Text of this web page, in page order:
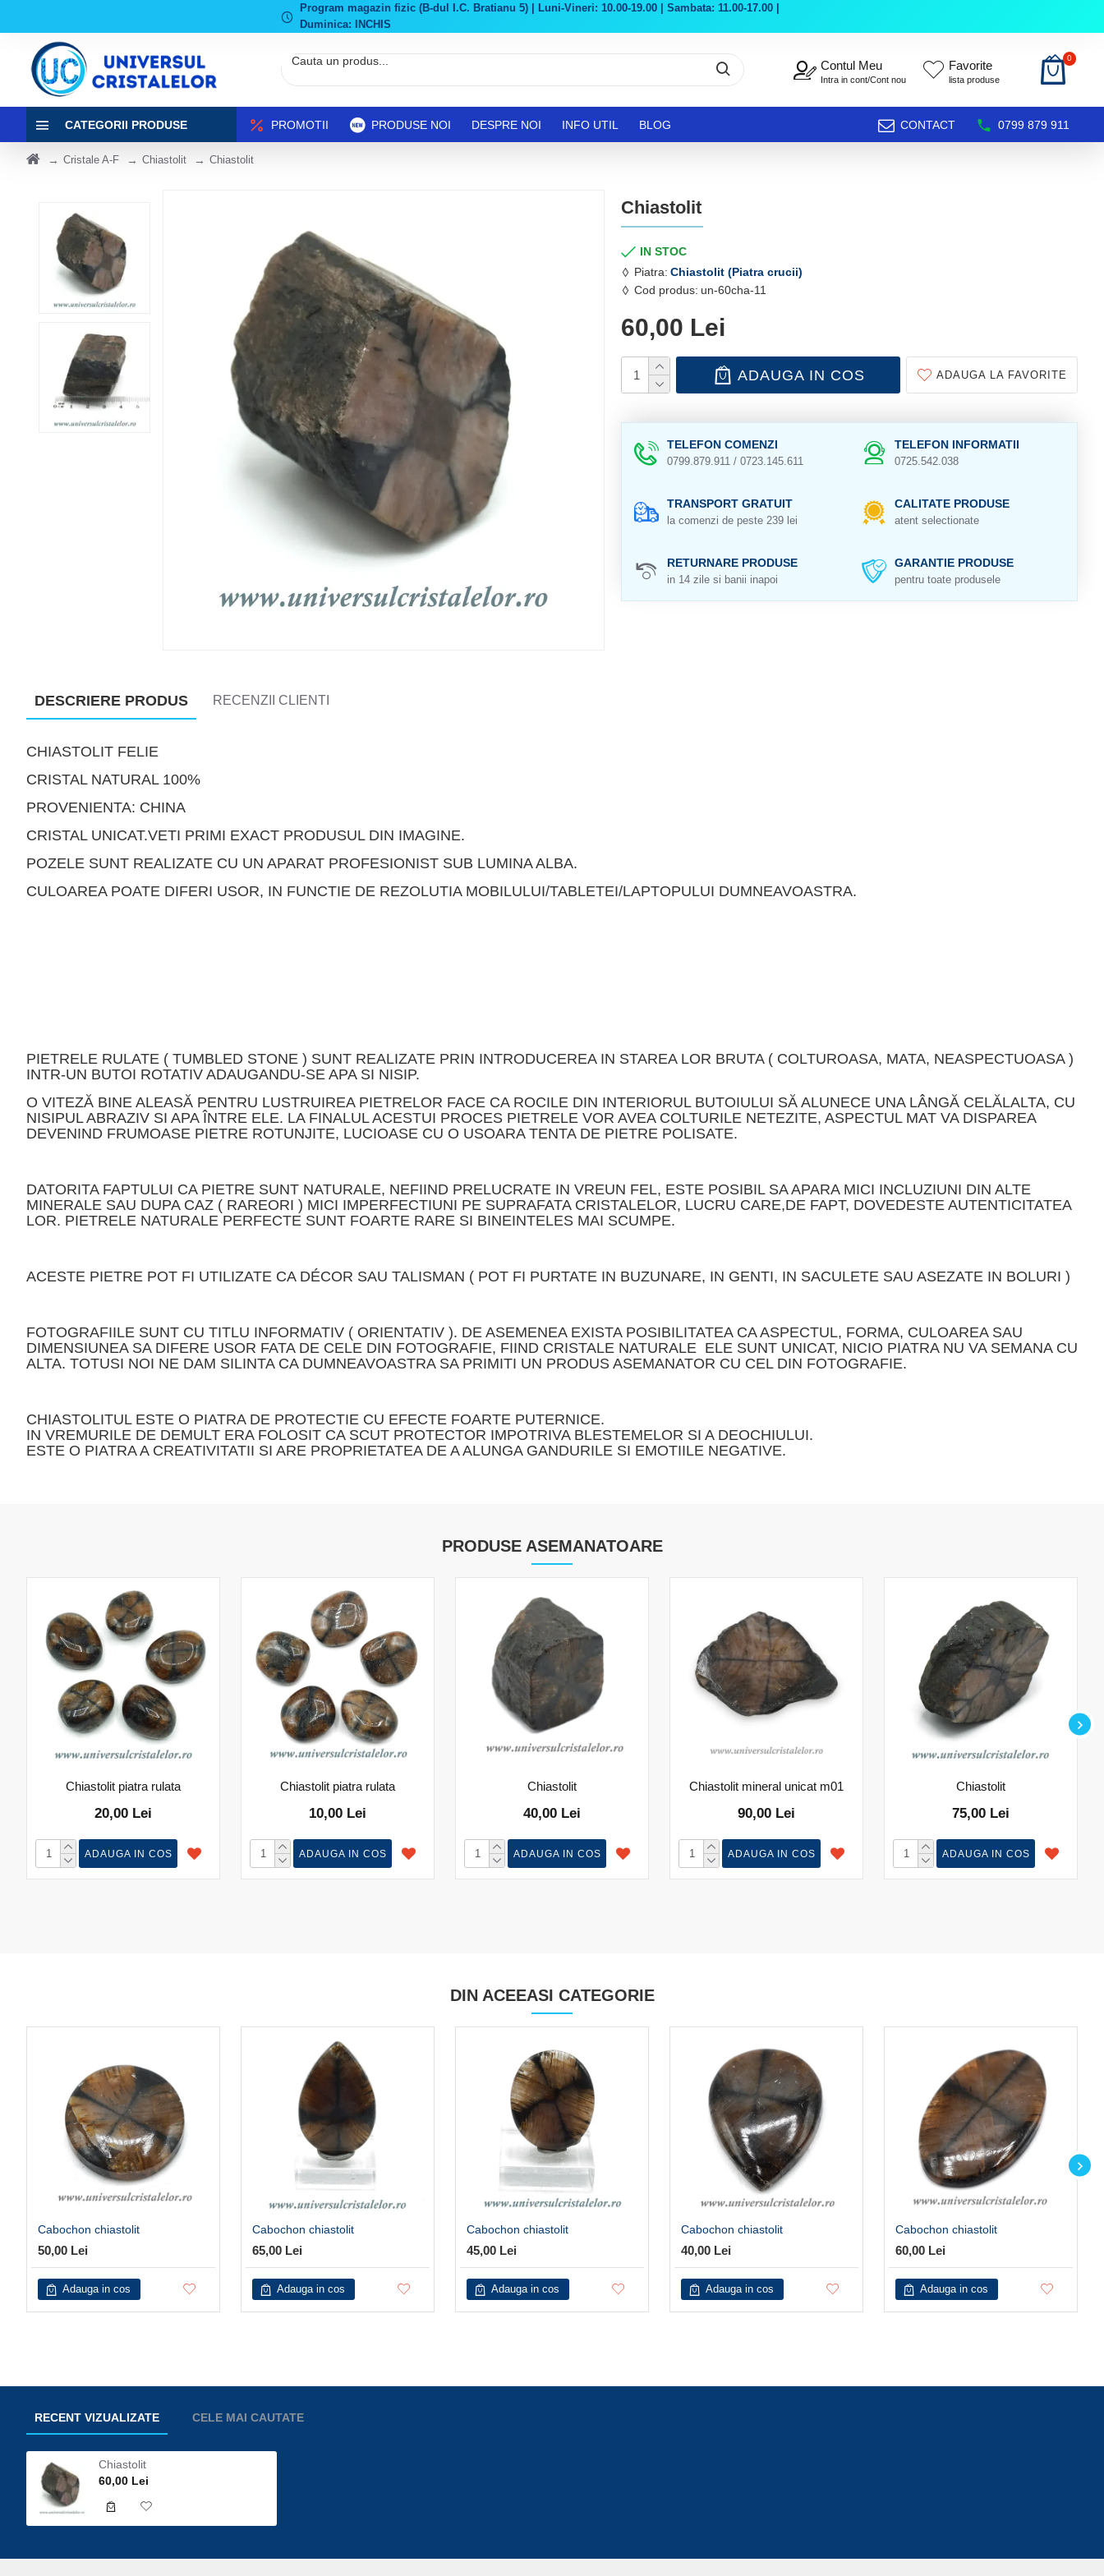
Program magazin fizic (B-dul I.C. Bratianu 5) | Luni-Vineri: 10.00-19.00 | Sambata: 11.00-17.00 |
Duminica: INCHIS
Contul Meu
Intra in cont/Cont nou
Favorite
lista produse
0
CATEGORII PRODUSE PROMOTII PRODUSE NOI DESPRE NOI INFO UTIL BLOG CONTACT 0799 879 911
Cristale A-F Chiastolit Chiastolit
Chiastolit
IN STOC
Piatra: Chiastolit (Piatra crucii)
Cod produs: un-60cha-11
60,00 Lei
ADAUGA IN COS ADAUGA LA FAVORITE
TELEFON COMENZI
0799.879.911 / 0723.145.611
TELEFON INFORMATII
0725.542.038
TRANSPORT GRATUIT
la comenzi de peste 239 lei
CALITATE PRODUSE
atent selectionate
RETURNARE PRODUSE
in 14 zile si banii inapoi
GARANTIE PRODUSE
pentru toate produsele
DESCRIERE PRODUS RECENZII CLIENTI
CHIASTOLIT FELIE
CRISTAL NATURAL 100%
PROVENIENTA: CHINA
CRISTAL UNICAT.VETI PRIMI EXACT PRODUSUL DIN IMAGINE.
POZELE SUNT REALIZATE CU UN APARAT PROFESIONIST SUB LUMINA ALBA.
CULOAREA POATE DIFERI USOR, IN FUNCTIE DE REZOLUTIA MOBILULUI/TABLETEI/LAPTOPULUI DUMNEAVOASTRA.
PIETRELE RULATE ( TUMBLED STONE ) SUNT REALIZATE PRIN INTRODUCEREA IN STAREA LOR BRUTA ( COLTUROASA, MATA, NEASPECTUOASA )
INTR-UN BUTOI ROTATIV ADAUGANDU-SE APA SI NISIP.
O VITEZĂ BINE ALEASĂ PENTRU LUSTRUIREA PIETRELOR FACE CA ROCILE DIN INTERIORUL BUTOIULUI SĂ ALUNECE UNA LÂNGĂ CELĂLALTA, CU
NISIPUL ABRAZIV SI APA ÎNTRE ELE. LA FINALUL ACESTUI PROCES PIETRELE VOR AVEA COLTURILE NETEZITE, ASPECTUL MAT VA DISPAREA
DEVENIND FRUMOASE PIETRE ROTUNJITE, LUCIOASE CU O USOARA TENTA DE PIETRE POLISATE.
DATORITA FAPTULUI CA PIETRE SUNT NATURALE, NEFIIND PRELUCRATE IN VREUN FEL, ESTE POSIBIL SA APARA MICI INCLUZIUNI DIN ALTE
MINERALE SAU DUPA CAZ ( RAREORI ) MICI IMPERFECTIUNI PE SUPRAFATA CRISTALELOR, LUCRU CARE,DE FAPT, DOVEDESTE AUTENTICITATEA
LOR. PIETRELE NATURALE PERFECTE SUNT FOARTE RARE SI BINEINTELES MAI SCUMPE.
ACESTE PIETRE POT FI UTILIZATE CA DÉCOR SAU TALISMAN ( POT FI PURTATE IN BUZUNARE, IN GENTI, IN SACULETE SAU ASEZATE IN BOLURI )
FOTOGRAFIILE SUNT CU TITLU INFORMATIV ( ORIENTATIV ). DE ASEMENEA EXISTA POSIBILITATEA CA ASPECTUL, FORMA, CULOAREA SAU
DIMENSIUNEA SA DIFERE USOR FATA DE CELE DIN FOTOGRAFIE, FIIND CRISTALE NATURALE ELE SUNT UNICAT, NICIO PIATRA NU VA SEMANA CU
ALTA. TOTUSI NOI NE DAM SILINTA CA DUMNEAVOASTRA SA PRIMITI UN PRODUS ASEMANATOR CU CEL DIN FOTOGRAFIE.
CHIASTOLITUL ESTE O PIATRA DE PROTECTIE CU EFECTE FOARTE PUTERNICE.
IN VREMURILE DE DEMULT ERA FOLOSIT CA SCUT PROTECTOR IMPOTRIVA BLESTEMELOR SI A DEOCHIULUI.
ESTE O PIATRA A CREATIVITATII SI ARE PROPRIETATEA DE A ALUNGA GANDURILE SI EMOTIILE NEGATIVE.
PRODUSE ASEMANATOARE
Chiastolit piatra rulata
20,00 Lei
ADAUGA IN COS
Chiastolit piatra rulata
10,00 Lei
ADAUGA IN COS
Chiastolit
40,00 Lei
ADAUGA IN COS
Chiastolit mineral unicat m01
90,00 Lei
ADAUGA IN COS
Chiastolit
75,00 Lei
ADAUGA IN COS
DIN ACEEASI CATEGORIE
Cabochon chiastolit
50,00 Lei
Adauga in cos
Cabochon chiastolit
65,00 Lei
Adauga in cos
Cabochon chiastolit
45,00 Lei
Adauga in cos
Cabochon chiastolit
40,00 Lei
Adauga in cos
Cabochon chiastolit
60,00 Lei
Adauga in cos
RECENT VIZUALIZATE CELE MAI CAUTATE
Chiastolit
60,00 Lei